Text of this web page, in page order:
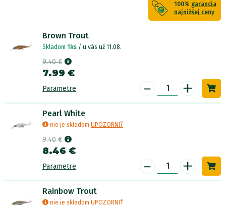
100% garancia
najnižšej ceny
Brown Trout
Skladom 1ks / u vás už 11.08.
9.40 €
7.99 €
Parametre - +
Pearl White
nie je skladom UPOZORNIŤ
9.40 €
8.46 €
Parametre - +
Rainbow Trout
nie je skladom UPOZORNIŤ